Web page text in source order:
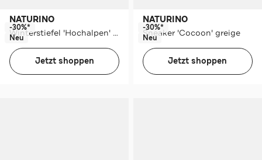
NATURINO
Winterstiefel 'Hochalpen' taupe
-30%*
Neu
Jetzt shoppen
NATURINO
Sneaker 'Cocoon' greige
-30%*
Neu
Jetzt shoppen